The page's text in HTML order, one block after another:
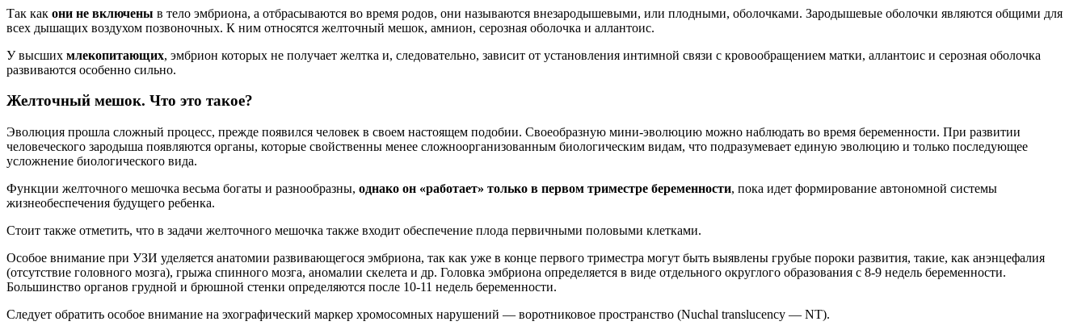
Так как они не включены в тело эмбриона, а отбрасываются во время родов, они называются внезародышевыми, или плодными, оболочками. Зародышевые оболочки являются общими для
всех дышащих воздухом позвоночных. К ним относятся желточный мешок, амнион, серозная оболочка и аллантоис.
У высших млекопитающих, эмбрион которых не получает желтка и, следовательно, зависит от установления интимной связи с кровообращением матки, аллантоис и серозная оболочка
развиваются особенно сильно.
Желточный мешок. Что это такое?
Эволюция прошла сложный процесс, прежде появился человек в своем настоящем подобии. Своеобразную мини-эволюцию можно наблюдать во время беременности. При развитии
человеческого зародыша появляются органы, которые свойственны менее сложноорганизованным биологическим видам, что подразумевает единую эволюцию и только последующее
усложнение биологического вида.
Функции желточного мешочка весьма богаты и разнообразны, однако он «работает» только в первом триместре беременности, пока идет формирование автономной системы
жизнеобеспечения будущего ребенка.
Стоит также отметить, что в задачи желточного мешочка также входит обеспечение плода первичными половыми клетками.
Особое внимание при УЗИ уделяется анатомии развивающегося эмбриона, так как уже в конце первого триместра могут быть выявлены грубые пороки развития, такие, как анэнцефалия
(отсутствие головного мозга), грыжа спинного мозга, аномалии скелета и др. Головка эмбриона определяется в виде отдельного округлого образования с 8-9 недель беременности.
Большинство органов грудной и брюшной стенки определяются после 10-11 недель беременности.
Следует обратить особое внимание на эхографический маркер хромосомных нарушений — воротниковое пространство (Nuchal translucency — NT).